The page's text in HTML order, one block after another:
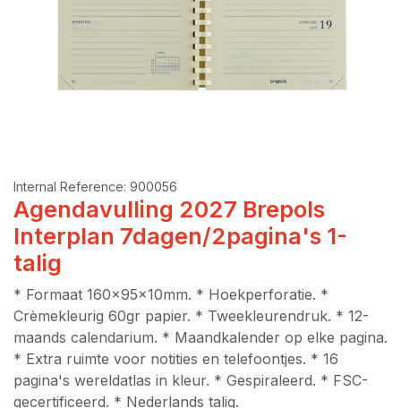
Internal Reference: 900056
Agendavulling 2027 Brepols
Interplan 7dagen/2pagina's 1-
talig
* Formaat 160x95x10mm. * Hoekperforatie. *
Crèmekleurig 60gr papier. * Tweekleurendruk. * 12-
maands calendarium. * Maandkalender op elke pagina.
* Extra ruimte voor notities en telefoontjes. * 16
pagina's wereldatlas in kleur. * Gespiraleerd. * FSC-
gecertificeerd. * Nederlands talig.